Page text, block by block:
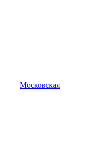
Московская